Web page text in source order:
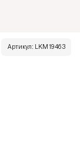
Артикул: LKM19463